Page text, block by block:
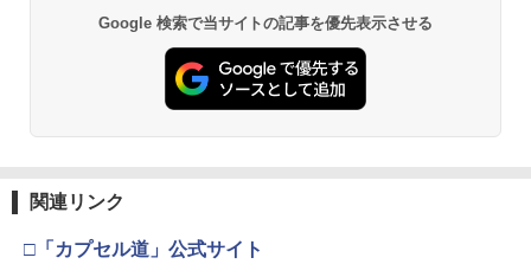
Google 検索で当サイトの記事を優先表示させる
関連リンク
□「カプセル道」公式サイト